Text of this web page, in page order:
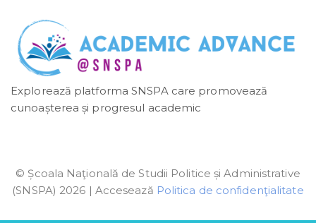
Explorează platforma SNSPA care promovează
cunoașterea și progresul academic
© Școala Naţională de Studii Politice și Administrative
(SNSPA) 2026 | Accesează Politica de confidenţialitate